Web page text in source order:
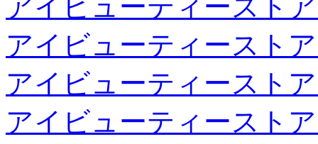
アイビューティースト
アイビューティースト
アイビューティースト
アイビューティースト